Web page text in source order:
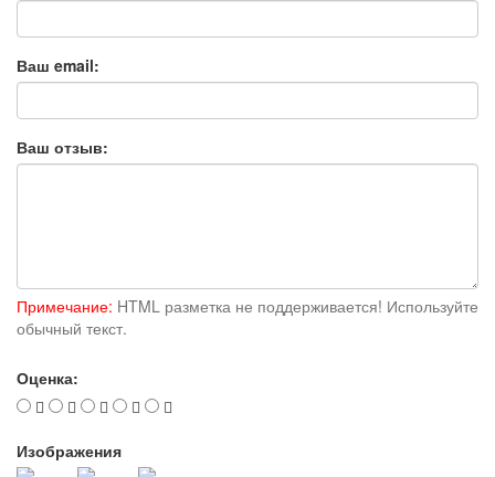
Ваш email:
Ваш отзыв:
Примечание: HTML разметка не поддерживается! Используйте
обычный текст.
Оценка:
Изображения